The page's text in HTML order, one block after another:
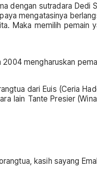
dengan sutradara
mengatasinya
Maka memilih pemain
mengharuskan
dari Euis (Ceria
Tante Presier
kasih sayang